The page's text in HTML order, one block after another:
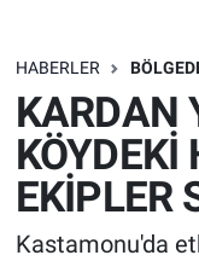
HABERLER
KARDAN
EKİPLER
Kastamonu'da